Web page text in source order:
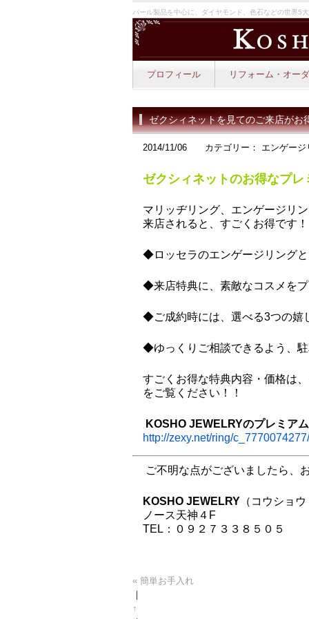
パール製品を中心に、ダイヤモンド、色石などの世界5
プロフィール リフォーム・オー
ゼクシィネットを見てのご来店がお
2014/11/06 カテゴリー： エンゲージ
ゼクシィネットのお得なプレ
マリッヂリング、エンゲージリ
来店されると、すごくお得です！
◆ロッセラのエンゲージリング
◆来店特典に、素敵なコスメを
◆ご成約時には、選べる3つの嬉
◆ゆっくりご相談できるよう、
すごくお得な特典内容・価格は
をご覧ください！！
KOSHO JEWELRYのプレミア
http://zexy.net/ring/
ご不明な点がございましたら、
KOSHO JEWELRY （コウショ
ノース天神４F
TEL：０９２７３３８５０５
« 簡単お手入れ
｜
↑